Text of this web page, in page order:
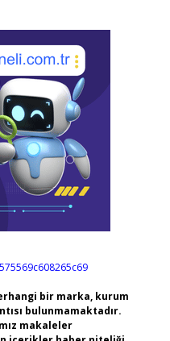
bir marka, kurum
bulunmamaktadır.
makaleler